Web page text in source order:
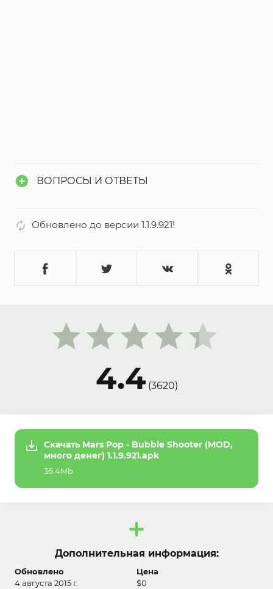
ВОПРОСЫ И ОТВЕТЫ
Обновлено до версии 1.1.9.921!
4.4(3620)
Скачать Mars Pop - Bubble Shooter (MOD,
много денег) 1.1.9.921.apk
36.4Mb
Дополнительная информация:
Обновлено
4 августа 2015 г.
Цена
$0